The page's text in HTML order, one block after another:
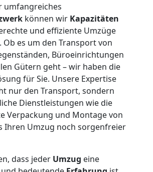
umfangreiches
können wir Kapazitäten
und effiziente Umzüge
Ob es um den Transport von
Büroeinrichtungen
Gütern geht – wir haben die
für Sie. Unsere Expertise
nur den Transport, sondern
Dienstleistungen wie die
Verpackung und Montage von
Ihren Umzug noch sorgenfreier
dass jeder Umzug eine